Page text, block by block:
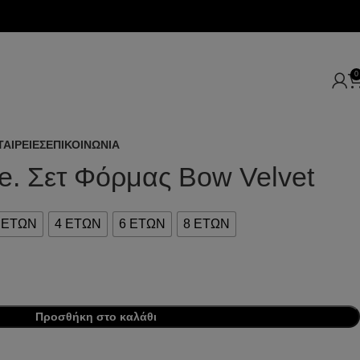
0
ΕΠΙΚΟΙΝΩΝΙΑ
Σετ Φόρμας Bow Velvet
ΕΤΩΝ 4 ΕΤΩΝ 6 ΕΤΩΝ 8 ΕΤΩΝ
Προσθήκη στο καλάθι